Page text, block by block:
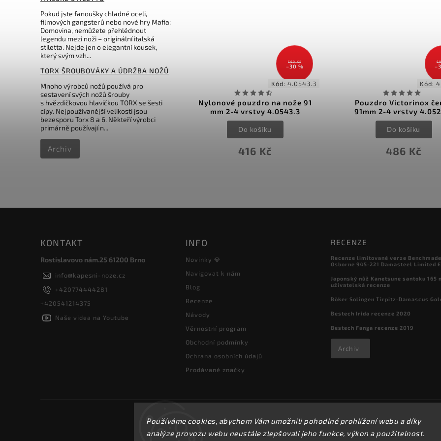
Používáme cookies, abychom Vám umožnili pohodlné prohlížení webu a díky
analýze provozu webu neustále zlepšovali jeho funkce, výkon a použitelnost.
Pokud jste fanoušky chladné oceli,
filmových gangsterů nebo nové hry Mafia:
Domovina, nemůžete přehlédnout
legendu mezi noži – originální italská
stiletta. Nejde jen o elegantní kousek,
který svým vzh...
TORX ŠROUBOVÁKY A ÚDRŽBA NOŽŮ
Mnoho výrobců nožů používá pro
sestavení svých nožů šrouby
s hvězdičkovou hlavičkou TORX se šesti
cípy. Nejpoužívanější velikosti jsou
bezesporu Torx 8 a 6. Někteří výrobci
primárně používají n...
Archiv
Kód:4.0543.3
Nylonové pouzdro na nože 91
mm 2-4 vrstvy 4.0543.3
Do košíku
699 Kč
–30 %
Kód: 4.0520.3
Pouzdro Victorinox černé
91mm 2-4 vrstvy 4.0520.3
486 Kč
Do košíku
Kód:
Pouzdro Victorinox
91mm 2-4 vrstvy
486 Kč
Do košíku
KONTAKT
Rostislavovo nám.25 61200 Brno
info@kapesni-noze.cz
+420774444281
+420541214375
Naše videa na Youtube
INFO
Novinky 💎
Navigovat k nám
Blog
Recenze
Návody
Věrnostní program
Obchodní podmínky
Ochrana osobních údajů
Prodávané značky
RECENZE
Recenze limitované verze
Osborne 945-221 Damasteel Limited
Japonský nůž Kanetsune santoku 165
uživatelská recenze
Böker Solingen Tirpitz-Damascus
Bestech Irida recenze 2020
Bestech Fanga recenze 2019
Archiv
Copyright 2026kapesni-noze.cz . Všechna práva vyhrazena.
Upravit nastavení cookies